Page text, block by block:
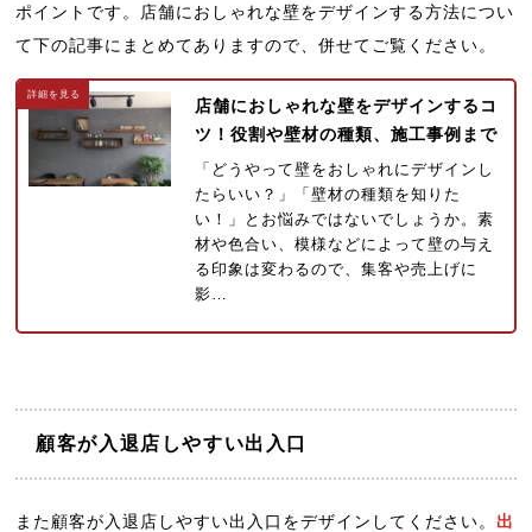
ポイントです。店舗におしゃれな壁をデザインする方法につい
て下の記事にまとめてありますので、併せてご覧ください。
店舗におしゃれな壁をデザインするコ
ツ！役割や壁材の種類、施工事例まで
「どうやって壁をおしゃれにデザインし
たらいい？」「壁材の種類を知りた
い！」とお悩みではないでしょうか。素
材や色合い、模様などによって壁の与え
る印象は変わるので、集客や売上げに
影…
顧客が入退店しやすい出入口
また顧客が入退店しやすい出入口をデザインしてください。 出